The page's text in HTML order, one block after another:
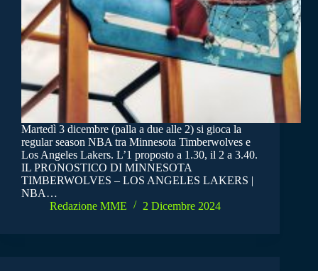
Martedì 3 dicembre (palla a due alle 2) si gioca la
regular season NBA tra Minnesota Timberwolves e
Los Angeles Lakers. L’1 proposto a 1.30, il 2 a 3.40.
IL PRONOSTICO DI MINNESOTA
TIMBERWOLVES – LOS ANGELES LAKERS |
NBA…
Redazione MME
2 Dicembre 2024